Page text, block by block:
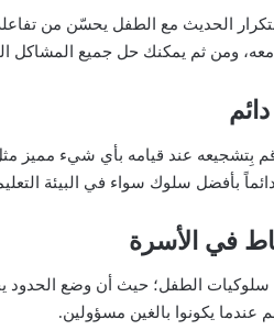
بتكرار الحديث مع الطفل يحسّن من
معه، ومن ثم يمكنك حل جميع
بِتشجيعه عند قيامه بأي شيء مميز
بأفضل سلوك سواء في البيئة
سلوكيات الطفل؛ حيث أن وضع الحدود
عندما يكونوا بالغين مسؤولين.